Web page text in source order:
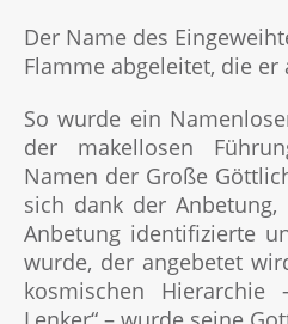
Der Name des
Flamme abgeleitet, die er
So wurde ein
der makellosen
Namen der Große
sich dank der
Anbetung identifizierte
wurde, der angebetet
kosmischen